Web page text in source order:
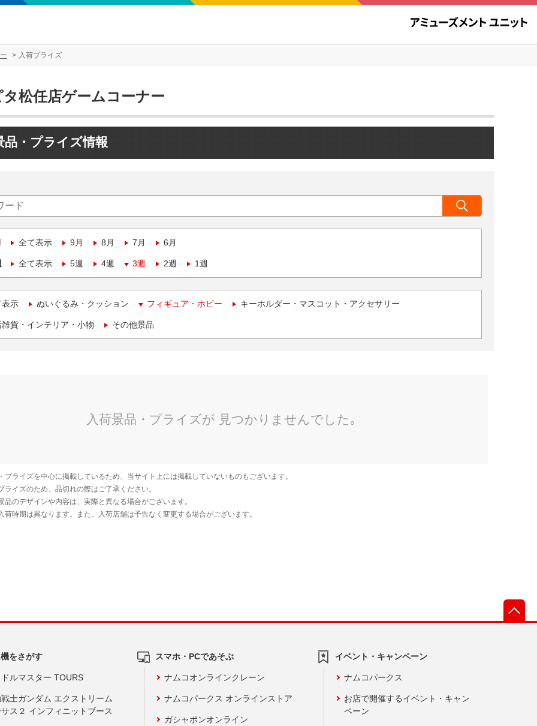
入荷プライズ
松任店ゲームコーナー
品・プライズ情報
全て表示 9月 8月 7月 6月
全て表示 5週 4週 3週 2週 1週
表示 ぬいぐるみ・クッション フィギュア・ホビー キーホルダー・マスコット・アクセサリー
貨・インテリア・小物 その他景品
をさがす
ルマスター TOURS
士ガンダム エクストリーム
ス２ インフィニットブース
スマホ・PCであそぶ
ナムコオンラインクレーン
ナムコパークス オンラインストア
ガシャポンオンライン
イベント・キャンペーン
ナムコパークス
お店で開催するイベント・キャン
ペーン